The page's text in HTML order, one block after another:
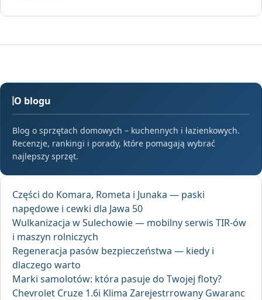
O blogu
Blog o sprzętach domowych – kuchennych i łazienkowych.
Recenzje, rankingi i porady, które pomagają wybrać
najlepszy sprzęt.
Części do Komara, Rometa i Junaka — paski
napędowe i cewki dla Jawa 50
Wulkanizacja w Sulechowie — mobilny serwis TIR-ów
i maszyn rolniczych
Regeneracja pasów bezpieczeństwa — kiedy i
dlaczego warto
Marki samolotów: która pasuje do Twojej floty?
Chevrolet Cruze 1.6i Klima Zarejestrrowany Gwaranc